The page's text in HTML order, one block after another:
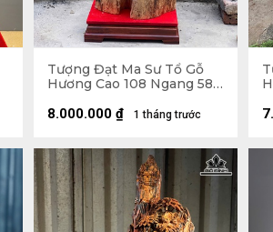
Tượng Đạt Ma Sư Tổ Gỗ
Hương Cao 108 Ngang 58
1 tháng trước
8.000.000 ₫